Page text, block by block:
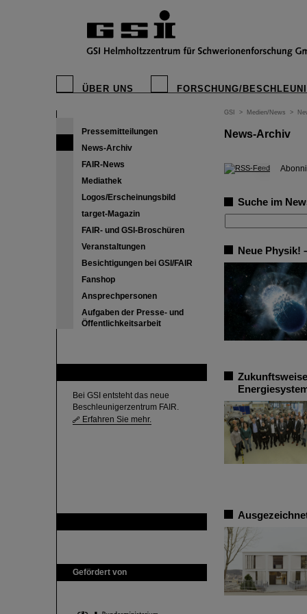
ÜBER UNS FORSCHUNG/
Pressemitteilungen
News-Archiv
FAIR-News
Mediathek
Logos/Erscheinungsbild
target-Magazin
FAIR- und GSI-Broschüren
Veranstaltungen
Besichtigungen bei GSI/FAIR
Fanshop
Ansprechpersonen
Aufgaben der Presse- und
Öffentlichkeitsarbeit
Bei GSI entsteht das neue
Beschleunigerzentrum FAIR.
Erfahren Sie mehr.
Gefördert von
GSI > Medien/News >
News-Archiv
©
Suche im
Neue Physik!